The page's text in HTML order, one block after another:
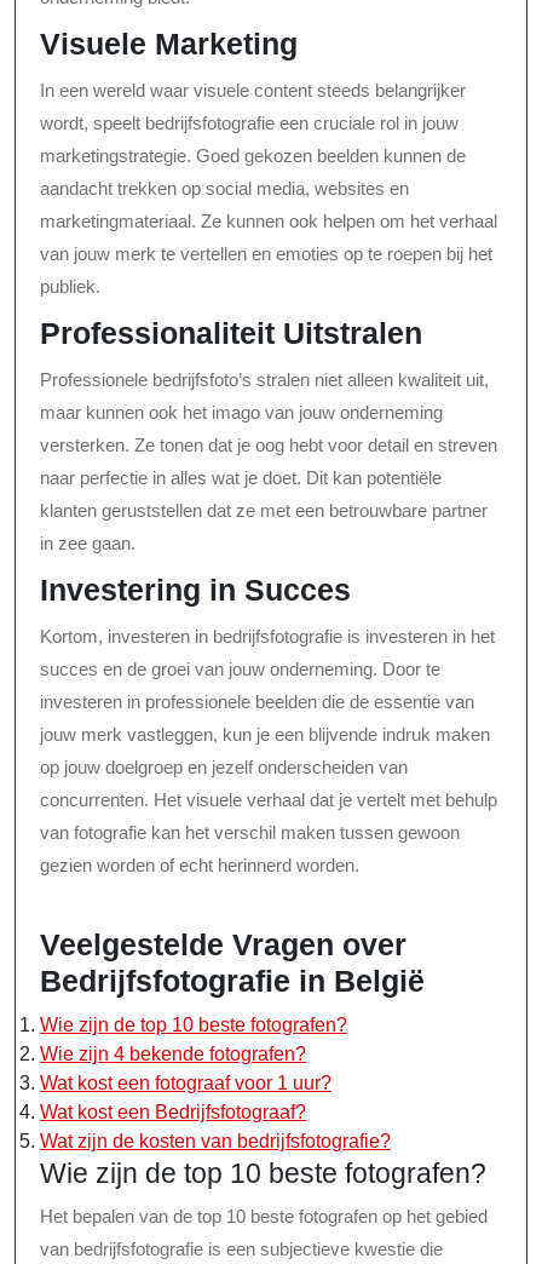
Visuele Marketing
In een wereld waar visuele content steeds belangrijker
wordt, speelt bedrijfsfotografie een cruciale rol in jouw
marketingstrategie. Goed gekozen beelden kunnen de
aandacht trekken op social media, websites en
marketingmateriaal. Ze kunnen ook helpen om het verhaal
van jouw merk te vertellen en emoties op te roepen bij het
publiek.
Professionaliteit Uitstralen
Professionele bedrijfsfoto’s stralen niet alleen kwaliteit uit,
maar kunnen ook het imago van jouw onderneming
versterken. Ze tonen dat je oog hebt voor detail en streven
naar perfectie in alles wat je doet. Dit kan potentiële
klanten geruststellen dat ze met een betrouwbare partner
in zee gaan.
Investering in Succes
Kortom, investeren in bedrijfsfotografie is investeren in het
succes en de groei van jouw onderneming. Door te
investeren in professionele beelden die de essentie van
jouw merk vastleggen, kun je een blijvende indruk maken
op jouw doelgroep en jezelf onderscheiden van
concurrenten. Het visuele verhaal dat je vertelt met behulp
van fotografie kan het verschil maken tussen gewoon
gezien worden of echt herinnerd worden.
Veelgestelde Vragen over
Bedrijfsfotografie in België
Wie zijn de top 10 beste fotografen?
Wie zijn 4 bekende fotografen?
Wat kost een fotograaf voor 1 uur?
Wat kost een Bedrijfsfotograaf?
Wat zijn de kosten van bedrijfsfotografie?
Wie zijn de top 10 beste fotografen?
Het bepalen van de top 10 beste fotografen op het gebied
van bedrijfsfotografie is een subjectieve kwestie die